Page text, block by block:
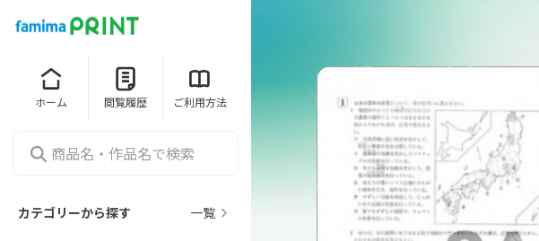
ホーム 閲覧履歴 ご利用方法
カテゴリーから探す 一覧